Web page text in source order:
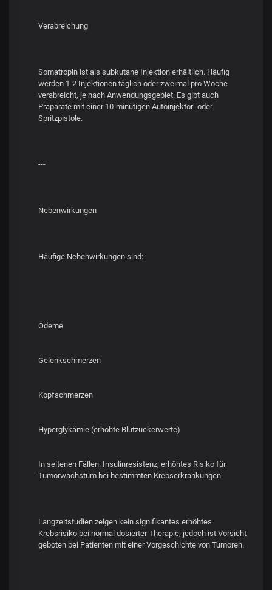
Verabreichung
Somatropin ist als subkutane Injektion erhältlich. Häufig
werden 1-2 Injektionen täglich oder zweimal pro Woche
verabreicht, je nach Anwendungsgebiet. Es gibt auch
Präparate mit einer 10-minütigen Autoinjektor- oder
Spritzpistole.
---
Nebenwirkungen
Häufige Nebenwirkungen sind:
Ödeme
Gelenkschmerzen
Kopfschmerzen
Hyperglykämie (erhöhte Blutzuckerwerte)
In seltenen Fällen: Insulinresistenz, erhöhtes Risiko für
Tumorwachstum bei bestimmten Krebserkrankungen
Langzeitstudien zeigen kein signifikantes erhöhtes
Krebsrisiko bei normal dosierter Therapie, jedoch ist Vorsicht
geboten bei Patienten mit einer Vorgeschichte von Tumoren.